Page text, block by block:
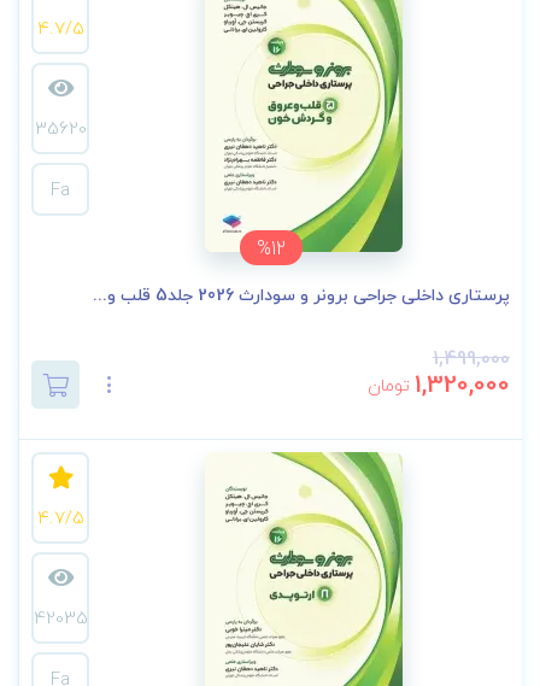
%12
4.7/5
35620
Fa
پرستاری داخلی جراحی برونر و سودارث 2026 جلد5 قلب و...
1,499,000
1,320,000 تومان
4.7/5
42035
Fa